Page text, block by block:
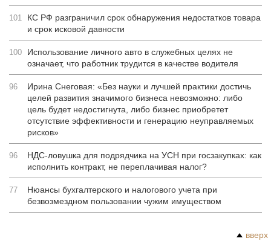
101
КС РФ разграничил срок обнаружения недостатков товара
и срок исковой давности
100
Использование личного авто в служебных целях не
означает, что работник трудится в качестве водителя
96
Ирина Снеговая: «Без науки и лучшей практики достичь
целей развития значимого бизнеса невозможно: либо
цель будет недостигнута, либо бизнес приобретет
отсутствие эффективности и генерацию неуправляемых
рисков»
96
НДС-ловушка для подрядчика на УСН при госзакупках: как
исполнить контракт, не переплачивая налог?
77
Нюансы бухгалтерского и налогового учета при
безвозмездном пользовании чужим имуществом
вверх